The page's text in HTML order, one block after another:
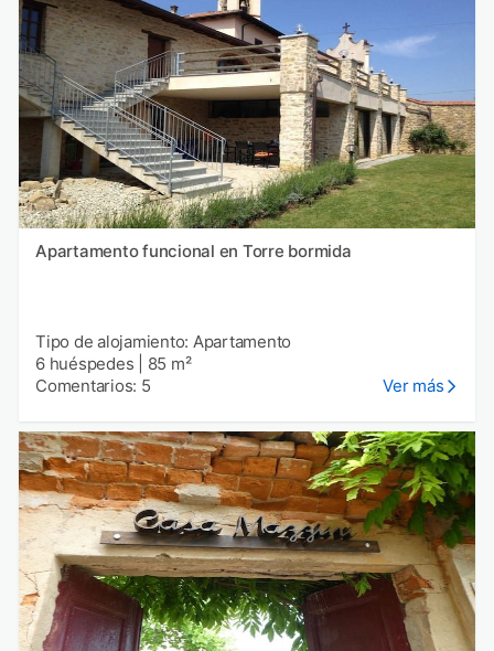
Apartamento funcional en Torre bormida
Tipo de alojamiento: Apartamento
6 huéspedes
85 m²
Comentarios: 5
Ver más